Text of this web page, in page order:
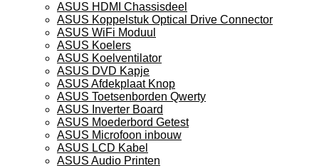
ASUS HDMI Chassisdeel
ASUS Koppelstuk Optical Drive Connector
ASUS WiFi Moduul
ASUS Koelers
ASUS Koelventilator
ASUS DVD Kapje
ASUS Afdekplaat Knop
ASUS Toetsenborden Qwerty
ASUS Inverter Board
ASUS Moederbord Getest
ASUS Microfoon inbouw
ASUS LCD Kabel
ASUS Audio Printen